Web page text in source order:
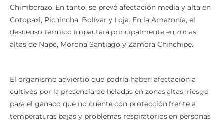
Chimborazo. En tanto, se prevé afectación media y alta en
Cotopaxi, Pichincha, Bolívar y Loja. En la Amazonía, el
descenso térmico impactará principalmente en zonas
altas de Napo, Morona Santiago y Zamora Chinchipe.
El organismo adviertió que podría haber: afectación a
cultivos por la presencia de heladas en zonas altas, riesgo
para el ganado que no cuente con protección frente a
temperaturas bajas y problemas respiratorios en personas